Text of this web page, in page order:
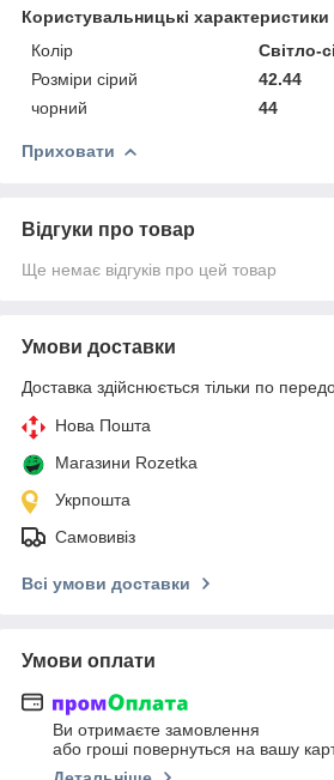
Користувальницькі характеристики
Колір
Світло-
Розміри сірий
42.44
чорний
44
Приховати
Відгуки про товар
Ще немає відгуків про цей товар
Умови доставки
Доставка здійснюється тільки по
Нова Пошта
Магазини Rozetka
Укрпошта
Самовивіз
Всі умови доставки
Умови оплати
Ви отримаєте замовлення
або гроші повернуться на вашу